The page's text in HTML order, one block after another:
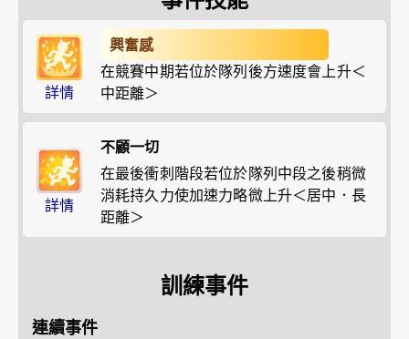
詳情
興奮感
在競賽中期若位於隊列後方速度會上升＜
中距離＞
詳情
不顧一切
在最後衝刺階段若位於隊列中段之後稍微
消耗持久力使加速力略微上升＜居中．長
距離＞
訓練事件
連續事件